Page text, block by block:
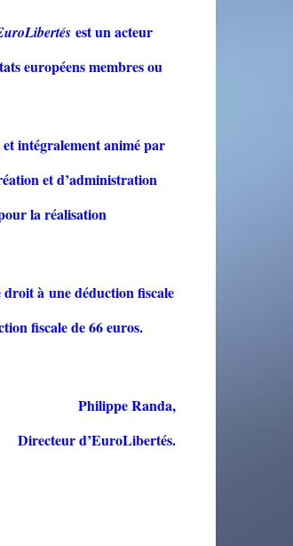
est un acteur
européens membres ou
et intégralement animé par
et d’administration
la réalisation
à une déduction fiscale
fiscale de 66 euros.
Philippe Randa,
Directeur d’EuroLibertés.